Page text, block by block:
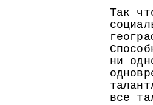
Так
ни
все